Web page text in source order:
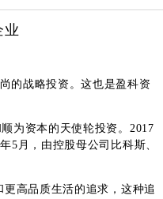
业
的战略投资。这也是盈科资
为资本的天使轮投资。2017
5月，由控股母公司比科斯、
高品质生活的追求，这种追